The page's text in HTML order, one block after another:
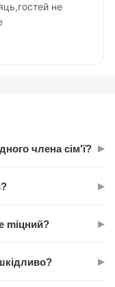
не
члена сім'ї? ▸
За 11.99 грн це
▸
дозволяє
miцний? ▸
ніж дорогіші
▸